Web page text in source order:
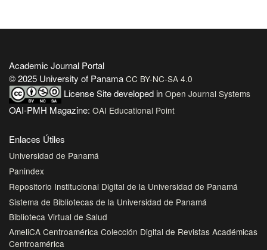
Academic Journal Portal
© 2025 University of Panama CC BY-NC-SA 4.0
LicenseSite developed in Open Journal Systems
OAI-PMH Magazine: OAI Educational Point
Enlaces Útiles
Universidad de Panamá
Panindex
Repositorio Institucional Digital de la Universidad de Panamá
Sistema de Bibliotecas de la Universidad de Panamá
Biblioteca Virtual de Salud
AmeliCA Centroamérica Colección Digital de Revistas Académicas
Centroamérica